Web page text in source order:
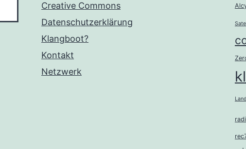
Creative Commons
Datenschutzerklärung
Klangboot?
Kontakt
Netzwerk
Land